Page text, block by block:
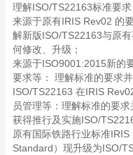
理解ISO/TS22163标准要求
来源于原有IRIS Rev02 的
解新版ISO/TS22163与原
何修改、升级；
来源于ISO9001:2015新的
要求等： 理解标准的要求
ISO/TS22163 在IRIS
员管理等：理解标准的要
获得推行及实施ISO/
原有国际铁路行业标准
Standard）现升级为ISO/